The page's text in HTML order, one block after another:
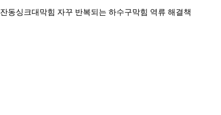
동싱크대막힘 자꾸 반복되는 하수구막힘 역류 해결책